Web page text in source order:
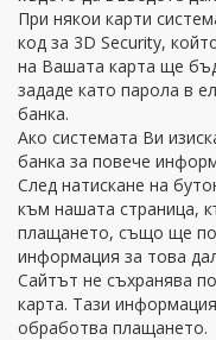
При някои карти
код за 3D Security,
на Вашата карта ще
зададе като парола в
банка.
Ако системата Ви
банка за повече
След натискане на
към нашата страница,
плащането, също ще
информация за това
Сайтът не съхранява
карта. Тази
обработва плащането.